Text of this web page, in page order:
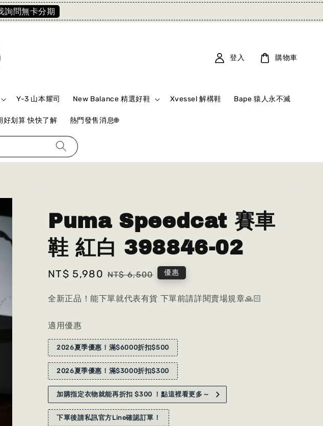
詢問無卡分期
Y-3 山本耀司 New Balance 精選好鞋 Xvessel 解構鞋 Bape 猿人永不滅
好划算 快快了解 熱門發售消息🌐
登入 購物車
Puma Speedcat 賽車
鞋 紅白 398846-02
Sale
NT$ 5,980 Regular
NT$ 6,500 優惠
全新正品！能下單就代表有貨 下單前請詳閱賣場規章🙏🏻
適用優惠
2026夏季優惠！滿$6000折扣$500
2026夏季優惠！滿$3000折扣$300
加購指定衣物就能再折扣 $300 ！點這裡看更多～
下單後請私訊官方Line確認訂單！